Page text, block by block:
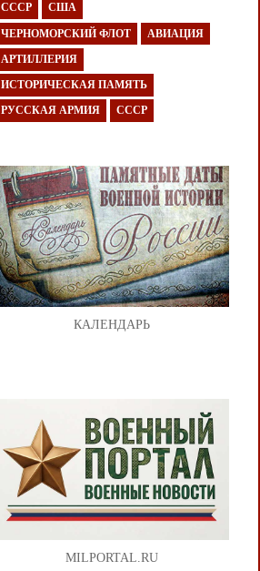
СССР США
ЧЕРНОМОРСКИЙ ФЛОТ АВИАЦИЯ
АРТИЛЛЕРИЯ
ИСТОРИЧЕСКАЯ ПАМЯТЬ
РУССКАЯ АРМИЯ СССР
КАЛЕНДАРЬ
MILPORTAL.RU